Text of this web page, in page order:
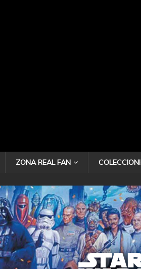
ZONA REAL FAN